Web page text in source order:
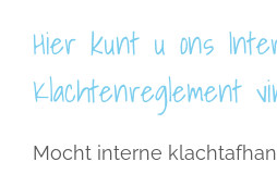
Hier kunt u ons
Klachtenreglement
Mocht interne